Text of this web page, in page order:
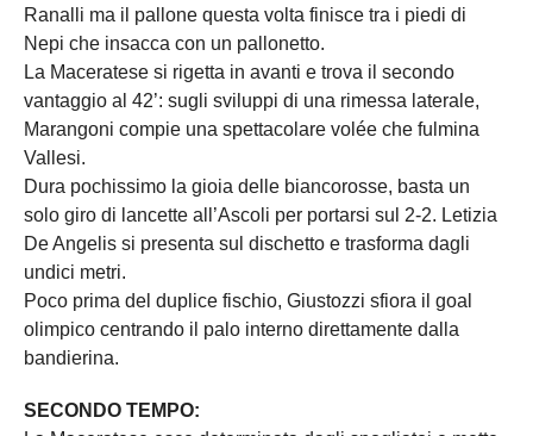
Ranalli ma il pallone questa volta finisce tra i piedi di
Nepi che insacca con un pallonetto.
La Maceratese si rigetta in avanti e trova il secondo
vantaggio al 42’: sugli sviluppi di una rimessa laterale,
Marangoni compie una spettacolare volée che fulmina
Vallesi.
Dura pochissimo la gioia delle biancorosse, basta un
solo giro di lancette all’Ascoli per portarsi sul 2-2. Letizia
De Angelis si presenta sul dischetto e trasforma dagli
undici metri.
Poco prima del duplice fischio, Giustozzi sfiora il goal
olimpico centrando il palo interno direttamente dalla
bandierina.
SECONDO TEMPO: